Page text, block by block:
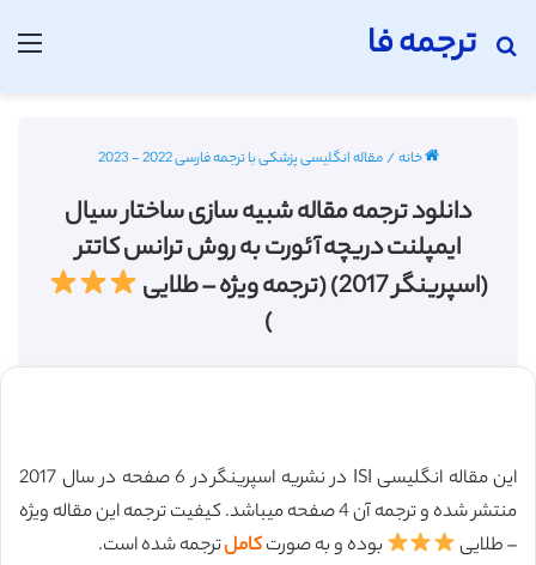
ترجمه فا
جستجو برای
خانه/مقاله انگلیسی پزشکی با ترجمه فارسی 2022 - 2023
دانلود ترجمه مقاله شبیه سازی ساختار سیال
ایمپلنت دریچه آئورت به روش ترانس کاتتر
(اسپرینگر 2017) (ترجمه ویژه – طلایی
)
این مقاله انگلیسی ISI در نشریه اسپرینگر در 6 صفحه در سال 2017
منتشر شده و ترجمه آن 4 صفحه میباشد. کیفیت ترجمه این مقاله ویژه
– طلایی
بوده و به صورتکاملترجمه شده است.